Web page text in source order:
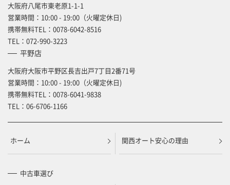
大阪府八尾市東老原1-1-1
営業時間：10:00 - 19:00（火曜定休日)
携帯無料TEL： 0078-6042-8516
TEL： 072-990-3223
平野店
大阪府大阪市平野区長吉出戸7丁目2番71号
営業時間：10:00 - 19:00（火曜定休日)
携帯無料TEL： 0078-6041-9838
TEL： 06-6706-1166
ホーム 関西オート安心の理由
中古車選び